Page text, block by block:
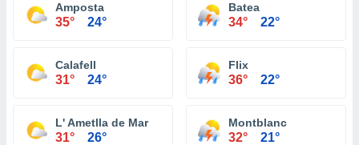
Amposta
35° 24°
Batea
34° 22°
Calafell
31° 24°
Flix
36° 22°
L' Ametlla de Mar
31° 26°
Montblanc
32° 21°